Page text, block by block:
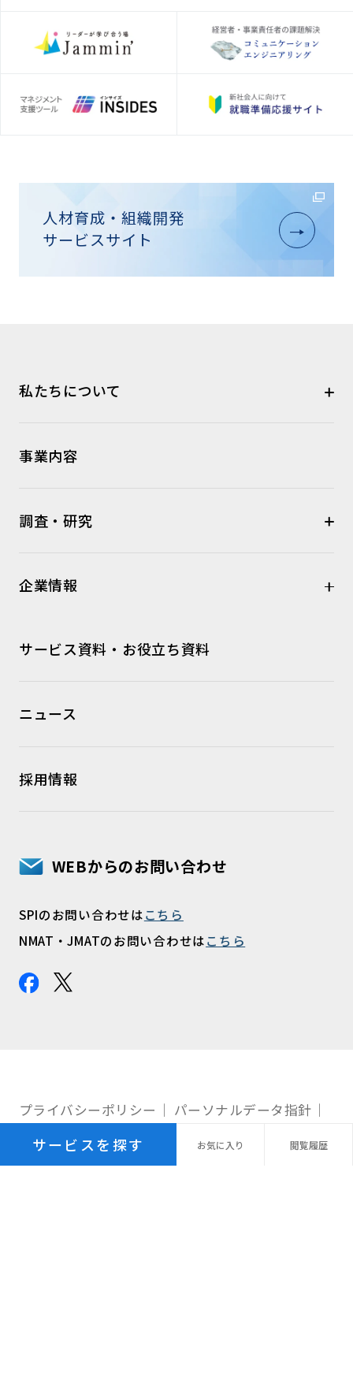
人材育成・組織開発
サービスサイト
サービスを探す お気に 入り 閲覧履歴
私たちについて
事業内容
調査・研究
企業情報
サービス資料・お役立ち資料
ニュース
採用情報
WEBからのお問い合わせ
SPIのお問い合わせはこちら
NMAT・JMATのお問い合わせはこちら
プライバシーポリシー
パーソナルデータ指針
個人情報の保管期間
外国への個人情報の提供
利用規約
サイトマップ